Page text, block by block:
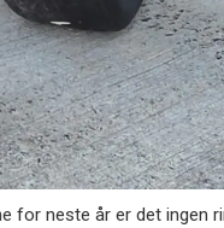
neste år er det ingen